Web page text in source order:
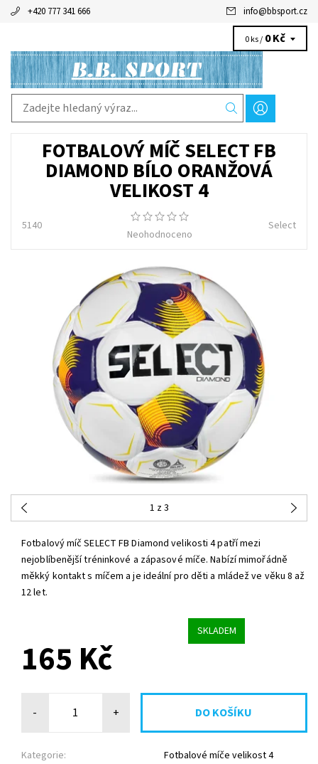
+420 777 341 666 info@bbsport.cz
0 ks / 0 Kč
FOTBALOVÝ MÍČ SELECT FB
DIAMOND BÍLO ORANŽOVÁ
VELIKOST 4
5140
Neohodnoceno
Select
1 z 3
Fotbalový míč SELECT FB Diamond velikosti 4 patří mezi
nejoblíbenější tréninkové a zápasové míče. Nabízí mimořádně
měkký kontakt s míčem a je ideální pro děti a mládež ve věku 8 až
12 let.
SKLADEM
165 Kč
- +
Kategorie: Fotbalové míče velikost 4